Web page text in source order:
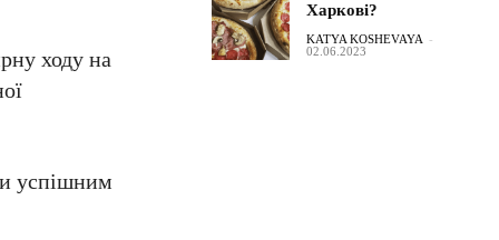
ходу на
успішним
Харкові?
KATYA KOSHEVAYA -
02.06.2023